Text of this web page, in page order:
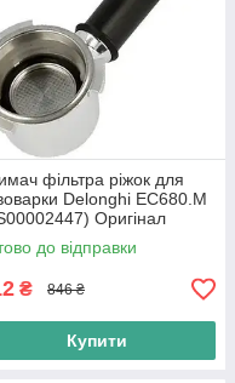
фільтра ріжок для
Delonghi EC680.M
Оригінал
до відправки
₴ 846 ₴
Купити